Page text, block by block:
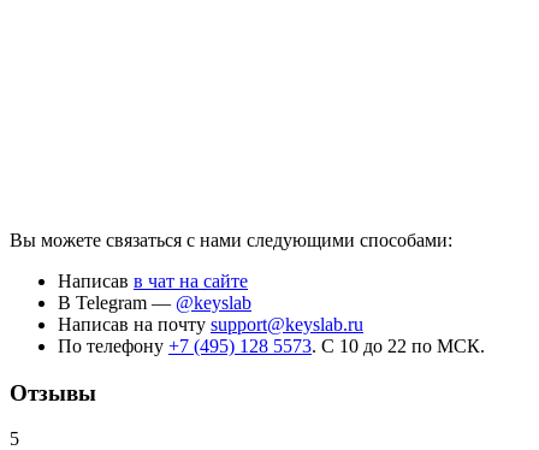
Вы можете связаться с нами следующими способами:
Написав в чат на сайте
В Telegram — @keyslab
Написав на почту support@keyslab.ru
По телефону +7 (495) 128 5573. С 10 до 22 по МСК.
Отзывы
5